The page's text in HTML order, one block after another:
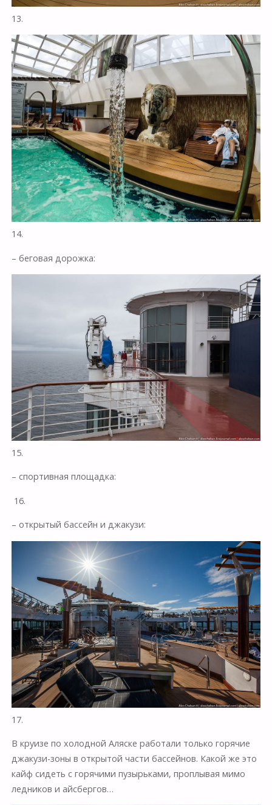
13.
14.
– беговая дорожка:
15.
– спортивная площадка:
16.
– открытый бассейн и джакузи:
17.
В круизе по холодной Аляске работали только горячие
джакузи-зоны в открытой части бассейнов. Какой же это
кайф сидеть с горячими пузырьками, проплывая мимо
ледников и айсбергов…